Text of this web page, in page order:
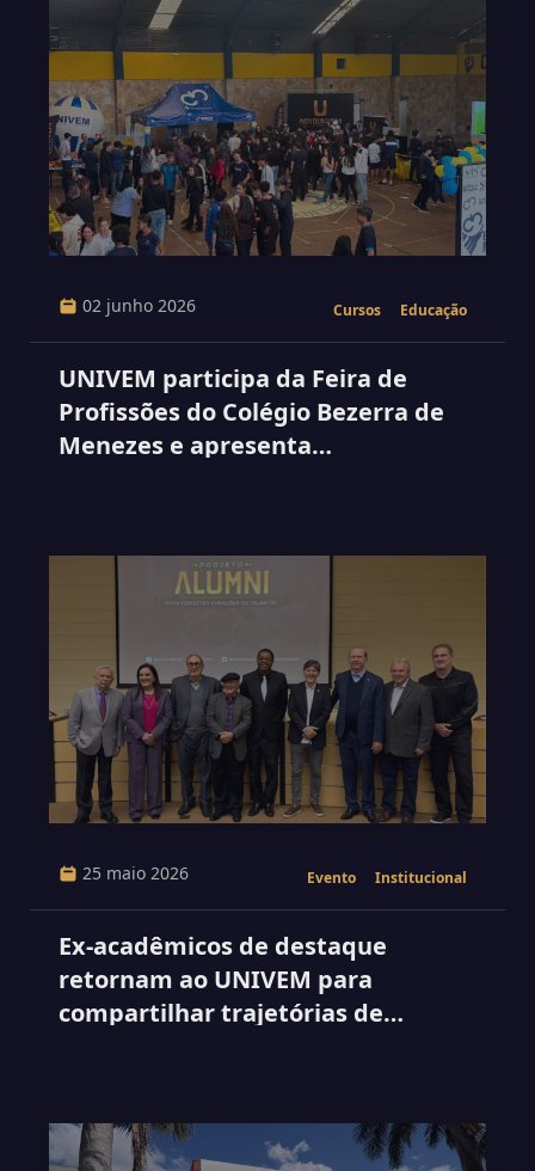
02 junho 2026 Cursos Educação
UNIVEM participa da Feira de
Profissões do Colégio Bezerra de
Menezes e apresenta
25 maio 2026 Evento Institucional
Ex-acadêmicos de destaque
retornam ao UNIVEM para
compartilhar trajetórias de